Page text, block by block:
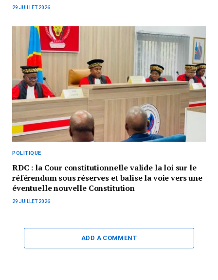
29 JUILLET 2026
POLITIQUE
RDC : la Cour constitutionnelle valide la loi sur le
référendum sous réserves et balise la voie vers une
éventuelle nouvelle Constitution
29 JUILLET 2026
ADD A COMMENT